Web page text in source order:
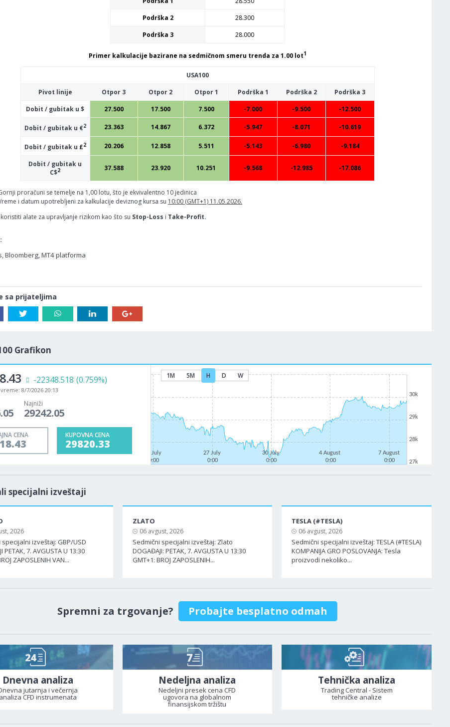
Podrška 2
28.300
Podrška 3
28.000
Primer kalkulacije bazirane na sedmičnom smeru trenda za 1.00 lot1
USA100
Pivot linije
Otpor 3 Otpor 2 Otpor 1 Podrška 1 Podrška 2
Podrška 3
Dobit / gubitak u $
27.500 17.500 7.500 -7.000 -9.500 -12.500
Dobit / gubitak u €2 23.363 14.867 6.372 -5.947 -8.071 -10.619
Dobit / gubitak u £2 20.206 12.858 5.511 -5.143 -6.980 -9.184
Dobit / gubitak u
C$2 37.588 23.920 10.251 -9.568 -12.985 -17.086
proračuni se temelje na 1,00 lotu, što je ekvivalentno 10 jedinica
i datum upotrebljeni za kalkulacije deviznog kursa su 10:00 (GMT+1) 11.05.2026.
alate za upravljanje rizikom kao što su Stop-Loss i Take-Profit.
Bloomberg, MT4 platforma
sa prijateljima
Grafikon
-22348.518 (0.759%)
vreme: 8/7/2026 20:13
Najniži
29242.05
CENA KUPOVNA CENA
29820.33
1M 5M H D W
22 July
0:00
27 July
0:00
30 July
0:00
4 August
0:00
7 August
0:00
27k
28k
29k
30k
specijalni izveštaji
2026
specijalni izveštaj: GBP/USD
PETAK, 7. AVGUSTA U 13:30
ZAPOSLENIH VAN...
ZLATO
06 avgust, 2026
Sedmični specijalni izveštaj: Zlato
DOGAĐAJI: PETAK, 7. AVGUSTA U 13:30
GMT+1: BROJ ZAPOSLENIH...
TESLA (#TESLA)
06 avgust, 2026
Sedmični specijalni izveštaj: TESLA (#TESLA)
KOMPANIJA GRO POSLOVANJA: Tesla
proizvodi nekoliko...
Spremni za trgovanje? Probajte besplatno odmah
Dnevna analiza
jutarnja i večernja
analiza CFD instrumenata
Nedeljna analiza
Nedeljni presek cena CFD
ugovora na globalnom
finansijskom tržištu
Tehnička analiza
Trading Central - Sistem
tehničke analize